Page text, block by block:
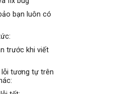
bạn luôn có
trước khi viết
tương tự trên